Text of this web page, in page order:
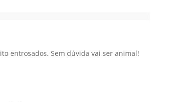
entrosados. Sem dúvida vai ser animal!